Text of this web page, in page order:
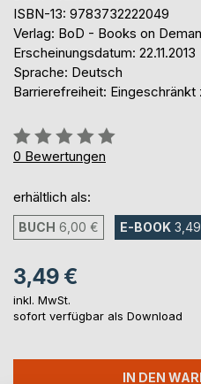
ISBN-13: 9783732222049
Verlag: BoD - Books on
Erscheinungsdatum: 22.11.2013
Sprache: Deutsch
Barrierefreiheit: Eingeschränkt
Bewertung::
0%
0 Bewertungen
erhältlich als:
BUCH 6,00 € E-BOOK
3,49 €
inkl. MwSt.
sofort verfügbar als Download
IN DEN